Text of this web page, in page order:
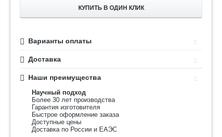
КУПИТЬ В ОДИН КЛИК
Варианты оплаты
Доставка
Наши преимущества
Научный подход
Более 30 лет производства
Гарантия изготовителя
Быстрое оформление заказа
Доступные цены
Доставка по России и ЕАЭС